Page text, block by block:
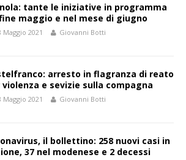
tante le iniziative in programma
maggio e nel mese di giugno
Maggio 2021 Giovanni Botti
arresto in flagranza di reato
violenza e sevizie sulla compagna
Maggio 2021 Giovanni Botti
il bollettino: 258 nuovi casi in
37 nel modenese e 2 decessi